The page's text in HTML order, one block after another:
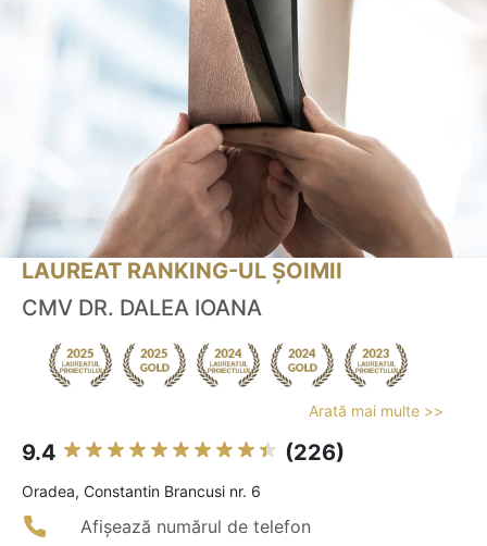
LAUREAT RANKING-UL ȘOIMII
CMV DR. DALEA IOANA
Arată mai multe >>
9.4 (226)
Oradea, Constantin Brancusi nr. 6
Afișează numărul de telefon